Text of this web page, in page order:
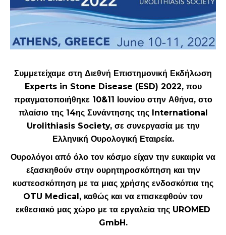
Συμμετείχαμε στη Διεθνή Επιστημονική Εκδήλωση
Experts in Stone Disease (ESD) 2022, που
πραγματοποιήθηκε 10&11 Ιουνίου στην Αθήνα, στο
πλαίσιο της 14ης Συνάντησης της International
Urolithiasis Society, σε συνεργασία με την
Ελληνική Ουρολογική Εταιρεία.
Ουρολόγοι από όλο τον κόσμο είχαν την ευκαιρία να
εξασκηθούν στην ουρητηροσκόπηση και την
κυστεοσκόπηση με τα μιας χρήσης ενδοσκόπια της
OTU Medical, καθώς και να επισκεφθούν τον
εκθεσιακό μας χώρο με τα εργαλεία της UROMED
GmbH.